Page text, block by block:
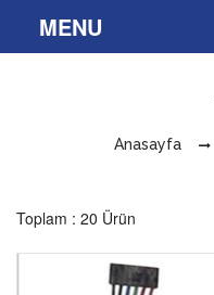
Anasayfa
Toplam : 20 Ürün